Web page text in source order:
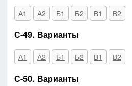
А1 А2 Б1 Б2 В1 В2
С-49. Варианты
А1 А2 Б1 Б2 В1 В2
С-50. Варианты